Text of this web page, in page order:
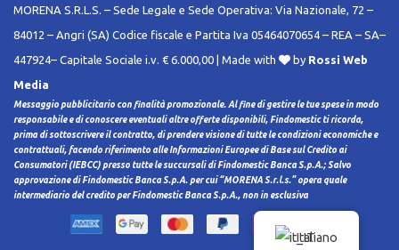
MORENA S.R.L.S. – Sede Legale e Sede Operativa: Via Nazionale, 72 –
84012 – Angri (SA) Codice fiscale e Partita Iva 05464070654 – REA – SA–
447924– Capitale Sociale i.v. € 6.000,00 | Made with
by Rossi Web
Media
Messaggio pubblicitario con finalità promozionale. Al fine di gestire le tue spese in modo
responsabile e di conoscere eventuali altre offerte disponibili, Findomestic ti ricorda,
prima di sottoscrivere il contratto, di prendere visione di tutte le condizioni economiche e
contrattuali, facendo riferimento alle Informazioni Europee di Base sul Credito ai
Consumatori (IEBCC) presso tutte le succursali di Findomestic Banca S.p.A.; Salvo
approvazione di Findomestic Banca S.p.A. per cui “MORENA S.r.l.s.” opera quale
intermediario del credito per Findomestic Banca S.p.A., non in esclusiva
Italiano